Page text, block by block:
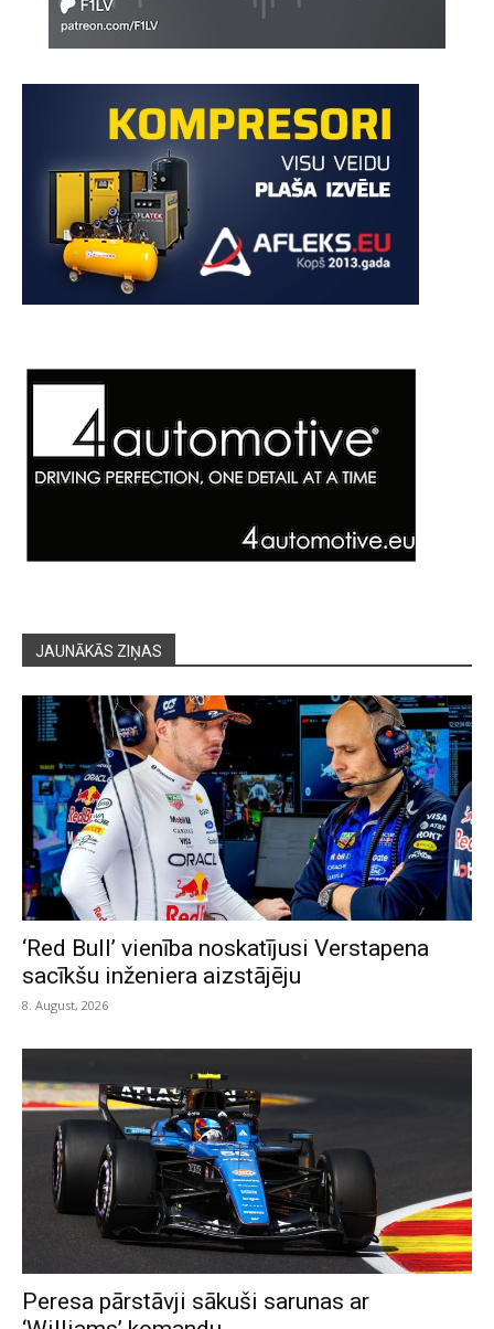
JAUNĀKĀS ZIŅAS
‘Red Bull’ vienība noskatījusi Verstapena
sacīkšu inženiera aizstājēju
8. August, 2026
Peresa pārstāvji sākuši sarunas ar